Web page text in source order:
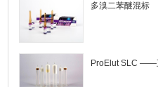
多溴二苯醚混标
ProElut SLC ——